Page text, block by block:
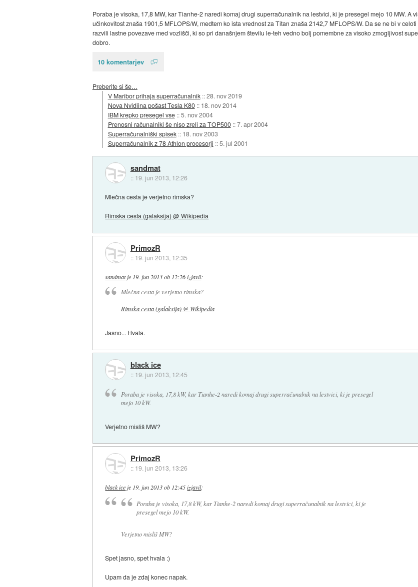
Poraba je visoka, 17,8 MW, kar Tianhe-2 naredi komaj drugi superračunalnik na lestvici, ki je presegel mejo 10 MW. A
učinkovitost znaša 1901,5 MFLOPS/W, medtem ko ista vrednost za Titan znaša 2142,7 MFLOPS/W. Da se ne bi v
razvili lastne povezave med vozlišči, ki so pri današnjem številu le-teh vedno bolj pomembne za visoko zmogljivost
dobro.
10 komentarjev
Preberite si še…
V Maribor prihaja superračunalnik ::28. nov 2019
Nova Nvidiina pošast Tesla K80 :: 18. nov 2014
IBM krepko presegel vse ::5. nov 2004
Prenosni računalniki še niso zreli za TOP500 ::7. apr 2004
Superračunalniški spisek :: 18. nov 2003
Superračunalnik z 78 Athlon procesorji ::5. jul 2001
sandmat
:: 19. jun 2013, 12:26
Mlečna cesta je verjetno rimska?
Rimska cesta (galaksija) @ Wikipedia
PrimozR
:: 19. jun 2013, 12:35
sandmatje 19. jun 2013 ob 12:26 izjavil:
Mlečna cesta je verjetno rimska?
Rimska cesta (galaksija) @ Wikipedia
Jasno... Hvala.
black ice
:: 19. jun 2013, 12:45
Poraba je visoka, 17,8 kW, kar Tianhe-2 naredi komaj drugi superračunalnik na lestvici, ki je presegel
mejo 10 kW.
Verjetno misliš MW?
PrimozR
:: 19. jun 2013, 13:26
black ice je 19. jun 2013 ob 12:45 izjavil:
Poraba je visoka, 17,8 kW, kar Tianhe-2 naredi komaj drugi superračunalnik na lestvici, ki je
presegel mejo 10 kW.
Verjetno misliš MW?
Spet jasno, spet hvala :)
Upam da je zdaj konec napak.